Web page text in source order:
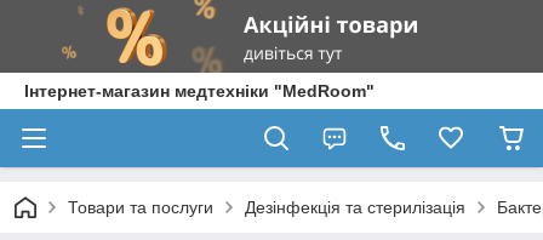
Інтернет-магазин медтехніки "MedRoom"
Товари та послуги Дезінфекція та стерилізація